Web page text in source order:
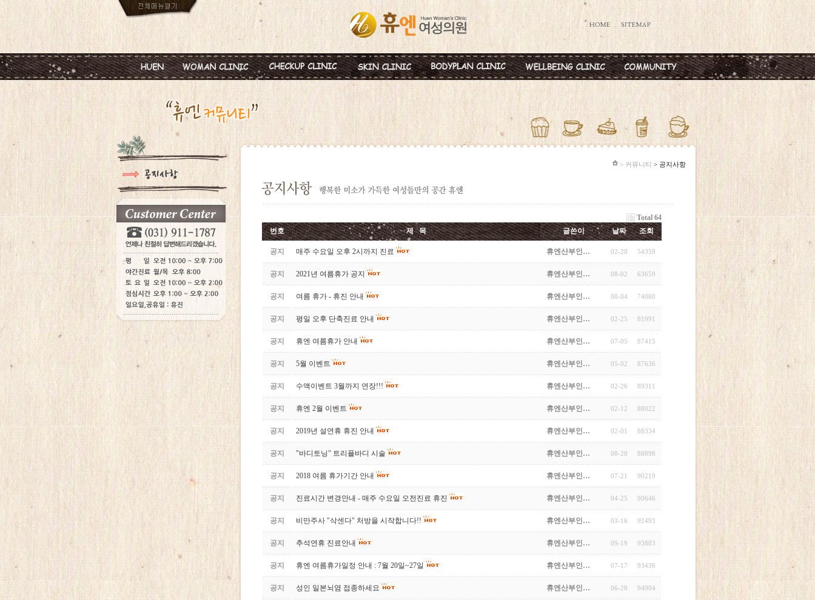
진료안내
병원둘러보기
찾아오시는길
피임
월경이상
갱년기 및 폐경
여성성형
혈액종합검진
미혼여성검진
초기임신검진
레스틸렌
비만약물요법
지방분해주사
카복시테라피
신데렐라주사
비타민칵테일
백옥주사
태반·마늘주사
공지사항
> 커뮤니티 > 공지사항
Total 64
번호
제 목 글쓴이 날짜 조회
공지 매주 수요일 오후 2시까지 진료 휴엔산부인… 02-28 54359
공지 2021년 여름휴가 공지 휴엔산부인… 08-02 63659
공지 여름 휴가 - 휴진 안내 휴엔산부인… 08-04 74060
공지 평일 오후 단축진료 안내 휴엔산부인… 02-25 81991
공지 휴엔 여름휴가 안내 휴엔산부인… 07-05 87415
공지 5월 이벤트 휴엔산부인… 05-02 87636
공지 수액이벤트 3월까지 연장!!! 휴엔산부인… 02-26 89311
공지 휴엔 2월 이벤트 휴엔산부인… 02-12 88022
공지 2019년 설연휴 휴진 안내 휴엔산부인… 02-01 88334
공지 "바디토닝" 트리플바디 시술 휴엔산부인… 08-20 88898
공지 2018 여름 휴가기간 안내 휴엔산부인… 07-21 90219
공지 진료시간 변경안내 - 매주 수요일 오전진료 휴진 휴엔산부인… 04-25 90646
공지 비만주사 "삭센다" 처방을 시작합니다!! 휴엔산부인… 03-16 92493
공지 추석연휴 진료안내 휴엔산부인… 09-19 93883
공지 휴엔 여름휴가일정 안내 : 7월 20일~27일 휴엔산부인… 07-17 93436
공지 성인 일본뇌염 접종하세요 휴엔산부인… 06-28 94904